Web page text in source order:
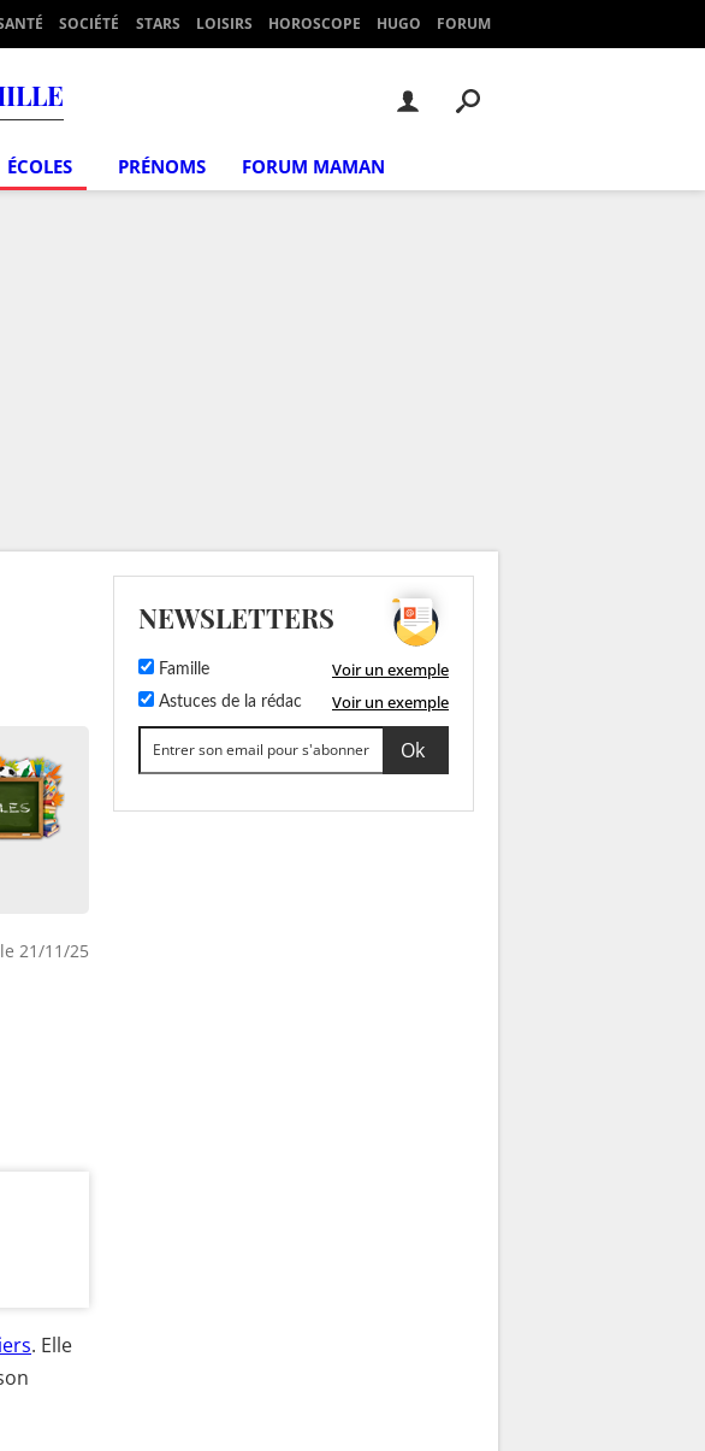
SOCIÉTÉ STARS LOISIRS HOROSCOPE HUGO FORUM
ÉCOLES PRÉNOMS FORUM MAMAN
21/11/25
. Elle
NEWSLETTERS
Famille Voir un exemple
Astuces de la rédac Voir un exemple